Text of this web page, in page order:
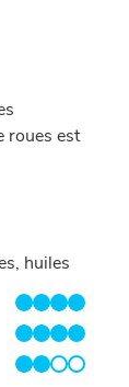
roues est
huiles